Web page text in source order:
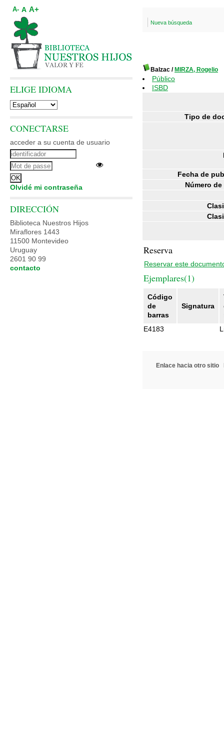
Nueva búsqueda
Balzac / MIRZA, Rogelio
Público
ISBD
Tipo de
Fecha de
Número
Reserva
Reservar este
Ejemplares(1)
Código
de
barras
Signatura
E4183
Enlace hacia otro sitio
A- A A+
ELIGE IDIOMA
CONECTARSE
acceder a su cuenta de usuario
Olvidé mi contraseña
DIRECCIÓN
Biblioteca Nuestros Hijos
Miraflores 1443
11500 Montevideo
Uruguay
2601 90 99
contacto